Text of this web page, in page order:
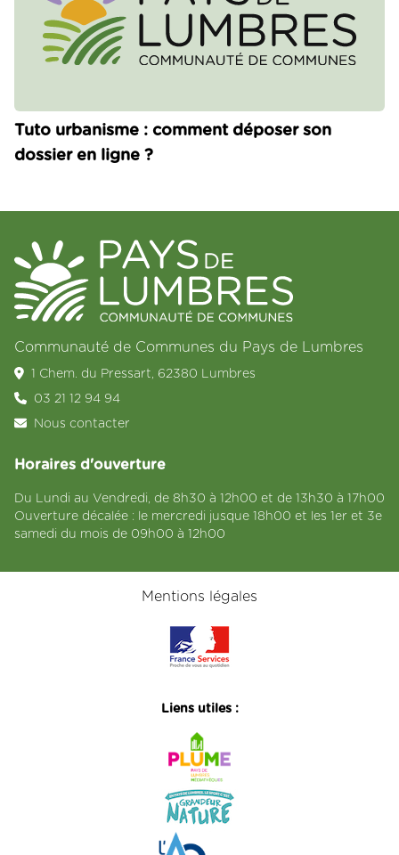
Tuto urbanisme : comment déposer son
dossier en ligne ?
Communauté de Communes du Pays de Lumbres
1 Chem. du Pressart, 62380 Lumbres
03 21 12 94 94
Nous contacter
Horaires d'ouverture
Du Lundi au Vendredi, de 8h30 à 12h00 et de 13h30 à 17h00
Ouverture décalée : le mercredi jusque 18h00 et les 1er et 3e
samedi du mois de 09h00 à 12h00
Mentions légales
Liens utiles :